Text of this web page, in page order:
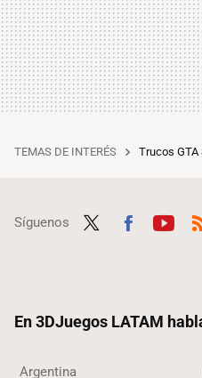
TEMAS DE INTERÉS Trucos GTA
Síguenos
En 3DJuegos LATAM
Argentina